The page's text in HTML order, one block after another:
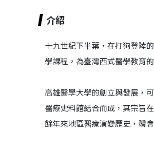
介紹
十九世紀下半葉，在打狗登陸
學課程，為臺灣西式醫學教育
高雄醫學大學的創立與發展，
醫療史料館結合而成，其宗旨
餘年來地區醫療演變歷史，體